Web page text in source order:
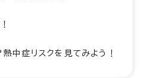
中症リスクを見てみよう！